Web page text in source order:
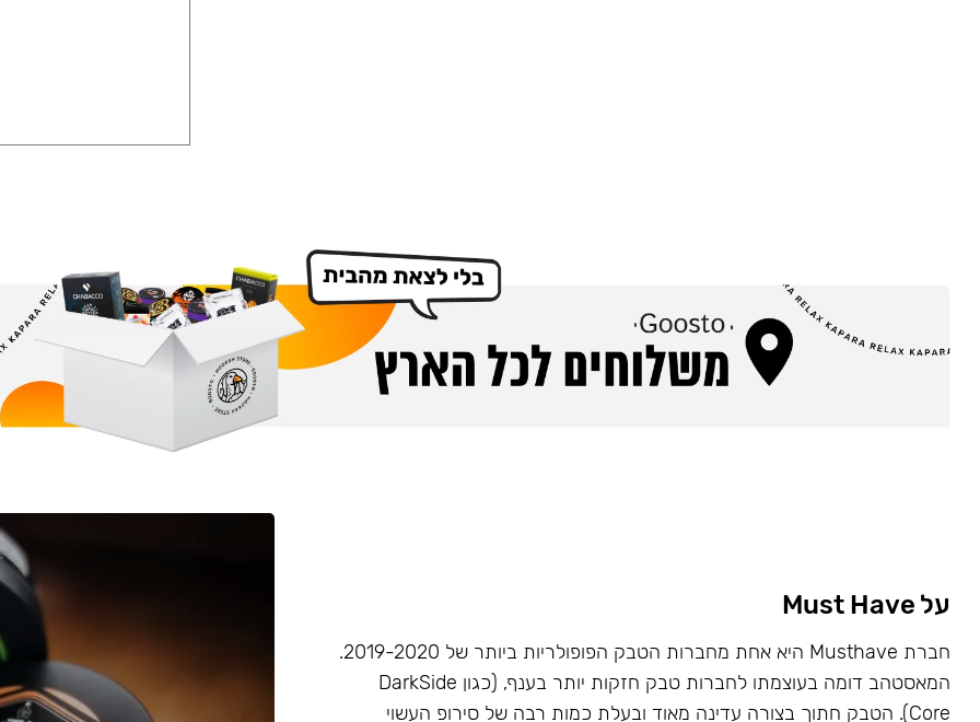
על Must Have
חברת Musthave היא אחת מחברות הטבק הפופולריות ביותר של 2019-2020.
המאסטהב דומה בעוצמתו לחברות טבק חזקות יותר בענף, (כגון DarkSide
Core). הטבק חתוך בצורה עדינה מאוד ובעלת כמות רבה של סירופ העשוי